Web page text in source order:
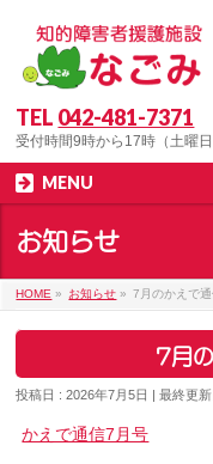
TEL 042-481-7371
受付時間9時から17時（土曜日
MENU
お知らせ
HOME » お知らせ » 7月のかえで通
7月の
投稿日 : 2026年7月5日 最終更
かえで通信7月号